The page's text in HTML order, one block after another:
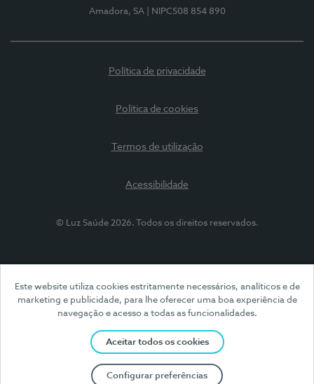
Este website utiliza cookies estritamente necessários, analíticos e de
marketing e publicidade, para lhe oferecer uma boa experiência de
navegação e acesso a todas as funcionalidades.
Aceitar todos os cookies
Configurar preferências
Amadora, SA
| NIPC508 854 890
Política de privacidade
Política de cookies
Termos de utilização
Acessibilidade
© Luz Saúde 2026. Todos os direitos reservados.